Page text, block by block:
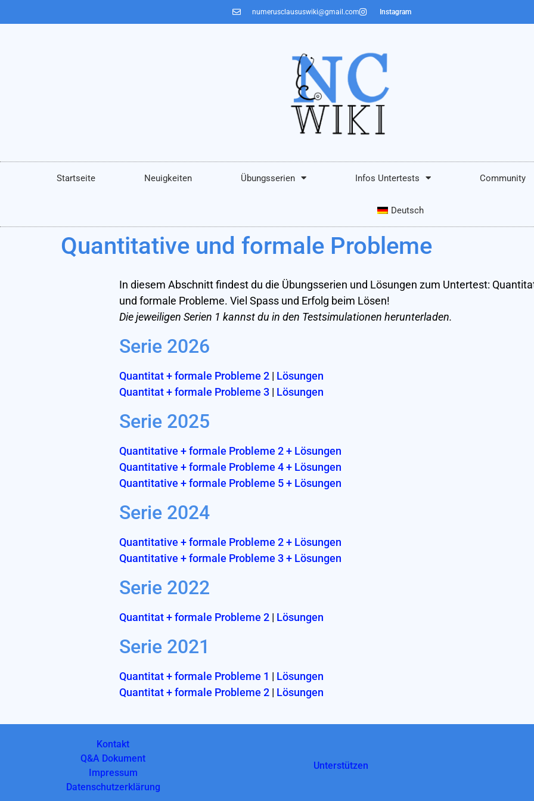
numerusclaususwiki@gmail.com Instagram
Startseite Neuigkeiten Übungsserien Infos Untertests Community
Deutsch
Quantitative und formale Probleme
In diesem Abschnitt findest du die Übungsserien und Lösungen zum Untertest:
und formale Probleme. Viel Spass und Erfolg beim Lösen!
Die jeweiligen Serien 1 kannst du in den Testsimulationen herunterladen.
Serie 2026
Quantitat + formale Probleme 2| Lösungen
Quantitat + formale Probleme 3| Lösungen
Serie 2025
Quantitative + formale Probleme 2 + Lösungen
Quantitative + formale Probleme 4 + Lösungen
Quantitative + formale Probleme 5 + Lösungen
Serie 2024
Quantitative + formale Probleme 2 + Lösungen
Quantitative + formale Probleme 3 + Lösungen
Serie 2022
Quantitat + formale Probleme 2| Lösungen
Serie 2021
Quantitat + formale Probleme 1 | Lösungen
Quantitat + formale Probleme 2| Lösungen
Kontakt
Q&A Dokument
Impressum
Datenschutzerklärung
Unterstützen